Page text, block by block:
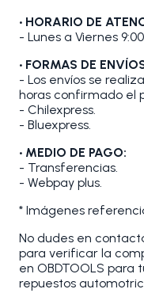
• HORARIO DE
- Lunes a Viernes
• FORMAS DE
- Los envíos se
horas confirmado el
- Chilexpress.
- Bluexpress.
• MEDIO DE PAGO:
- Transferencias.
- Webpay plus.
* Imágenes
No dudes en
para verificar la
en OBDTOOLS para
repuestos